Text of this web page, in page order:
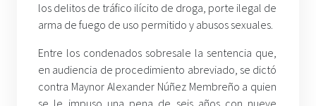
los delitos de tráfico ilícito de droga, porte ilegal de
arma de fuego de uso permitido y abusos sexuales.
Entre los condenados sobresale la sentencia que,
en audiencia de procedimiento abreviado, se dictó
contra Maynor Alexander Núñez Membreño a quien